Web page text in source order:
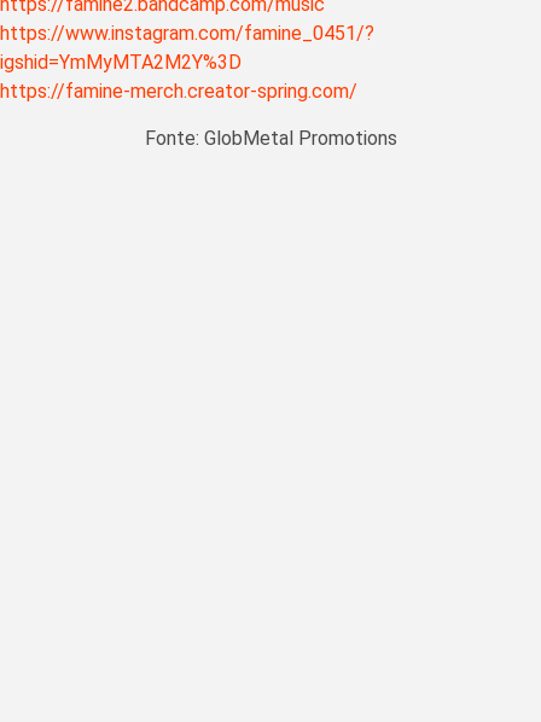
https://www.instagram.com/famine_0451/?
igshid=YmMyMTA2M2Y%3D
https://famine-merch.creator-spring.com/
Fonte: GlobMetal Promotions